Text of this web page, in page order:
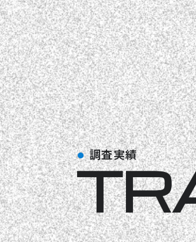
調査実績